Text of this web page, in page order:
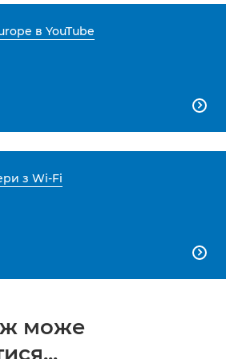
в YouTube

з Wi-Fi

може